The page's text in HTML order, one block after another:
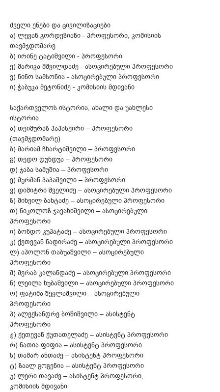
ძველი ენები და ცივილიზაციები
ა) ლევან გორდეზიანი - პროფესორი, კომისიის
თავმჯდომარე
ბ) ირინე ტატიშვილი - პროფესორი
ე) მარიკა მშვილდაძე - ასოცირებული პროფესორი
ვ) ნინო სამსონია - ასოცირებული პროფესორი
ი) ჭაბუკა მეტონიძე - კომისიის მდივანი
საქართველოს ისტორია, ახალი და უახლესი
ისტორია
ა) თეიმურაზ პაპასქირი – პროფესორი
(თავმჯდომარე)
ბ) მარიამ ჩხარტიშვილი – პროფესორი
გ) თედო დუნდუა – პროფესორი
დ) ჯაბა სამუშია – პროფესორი
ე) მურმან პაპაშვილი – პროფესორი
ვ) დიმიტრი შველიძე – ასოცირებული პროფესორი
ზ) მიხეილ ბახტაძე – ასოცირებული პროფესორი
თ) ნიკოლოზ ჯავახიშვილი – ასოცირებული
პროფესორი
ი) ბონდო კუპატაძე – ასოცირებული პროფესორი
კ) ქეთევან ნადირაძე – ასოცირებული პროფესორი
ლ) აპოლონ თაბუაშვილი – ასოცირებული
პროფესორი
მ) მერაბ კალანდაძე – ასოცირებული პროფესორი
ნ) ლეილა ხუბაშვილი – ასოცირებული პროფესორი
ო) ფატიმა შეყლაშვილი – ასოცირებული
პროფესორი
პ) ალექსანდრე ბოშიშვილი – ასისტენტ
პროფესორი
ჟ) ქეთევან ქუთათელაძე – ასისტენტ პროფესორი
რ) ნათია ფიფია – ასისტენტ პროფესორი
ს) თამარ ანთაძე – ასისტენტ პროფესორი
ტ) ზაალ გოგენია – ასისტენტ პროფესორი
უ) ლერი თავაძე – ასისტენტ პროფესორი,
კომისიის მდივანი